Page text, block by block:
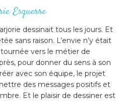
Esquerre
dessinait tous les jours. Et
sans raison. L’envie n’y était
tournée vers le métier de
pour donner du sens à son
avec son équipe, le projet
des messages positifs et
Et le plaisir de dessiner est